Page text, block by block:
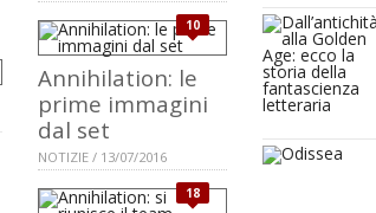
10
Annihilation: le
prime immagini
dal set
NOTIZIE / 13/07/2016
18